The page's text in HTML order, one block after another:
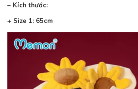
– Kích thước:
+ Size 1: 65cm